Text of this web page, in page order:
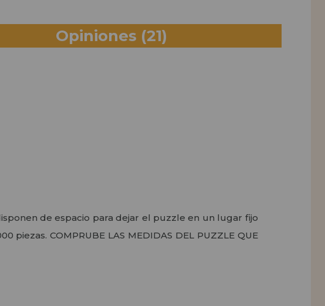
Opiniones (21)
de espacio para dejar el puzzle en un lugar fijo
COMPRUBE LAS MEDIDAS DEL PUZZLE QUE